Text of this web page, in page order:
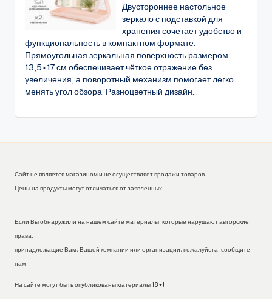
Двустороннее настольное
зеркало с подставкой для
хранения сочетает удобство и
функциональность в компактном формате.
Прямоугольная зеркальная поверхность размером
13,5×17 см обеспечивает чёткое отражение без
увеличения, а поворотный механизм помогает легко
менять угол обзора. Разноцветный дизайн...
Сайт не является магазином и не осуществляет продажи товаров.
Цены на продукты могут отличаться от заявленных.
Если Вы обнаружили на нашем сайте материалы, которые нарушают авторские
права,
принадлежащие Вам, Вашей компании или организации, пожалуйста, сообщите
нам.
На сайте могут быть опубликованы материалы 18+!